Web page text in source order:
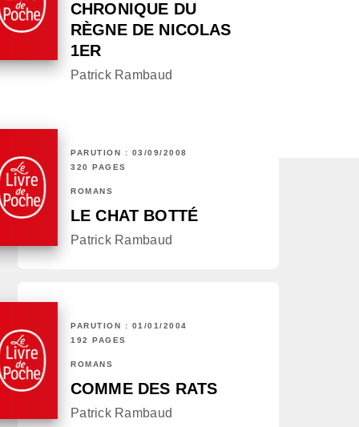
CHRONIQUE DU
RÈGNE DE NICOLAS
1ER
Patrick Rambaud
PARUTION : 03/09/2008
320 PAGES
ROMANS
LE CHAT BOTTÉ
Patrick Rambaud
PARUTION : 01/01/2004
192 PAGES
ROMANS
COMME DES RATS
Patrick Rambaud